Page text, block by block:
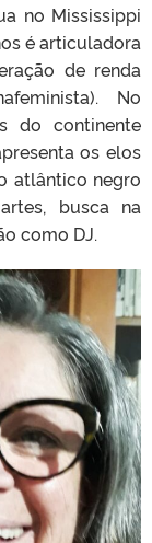
no Mississippi
é articuladora
de renda
No
do continente
os elos
atlântico negro
busca na
como DJ.